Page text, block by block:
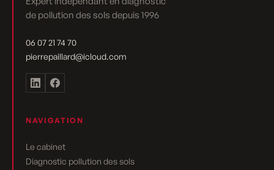
de pollution des sols depuis 1996
06 07 21 74 70
pierrepaillard@icloud.com
NAVIGATION
Le cabinet
Diagnostic pollution des sols